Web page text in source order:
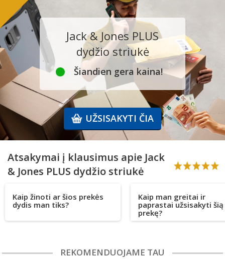
Jack & Jones PLUS
dydžio striukė
Šiandien gera kaina!
UŽSISAKYTI ČIA
Atsakymai į klausimus apie Jack
& Jones PLUS dydžio striukė
Kaip žinoti ar šios prekės
dydis man tiks?
Kaip man greitai ir
paprastai užsisakyti šią
prekę?
REKOMENDUOJAME TAU